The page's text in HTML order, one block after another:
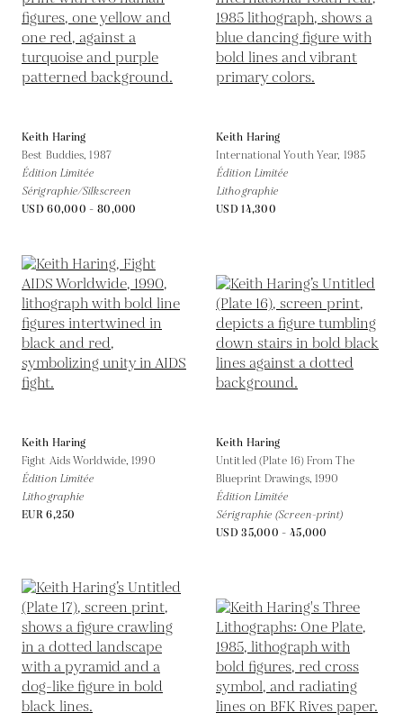
Keith Haring
Best Buddies,1987
Édition Limitée
Sérigraphie/Silkscreen
USD 60,000 - 80,000
Keith Haring
International Youth Year, 1985
Édition Limitée
Lithographie
USD 14,300
Keith Haring
Fight Aids Worldwide,1990
Édition Limitée
Lithographie
EUR 6,250
Keith Haring
Untitled (Plate 16) From The
Blueprint Drawings, 1990
Édition Limitée
Sérigraphie (Screen-print)
USD 35,000 - 45,000